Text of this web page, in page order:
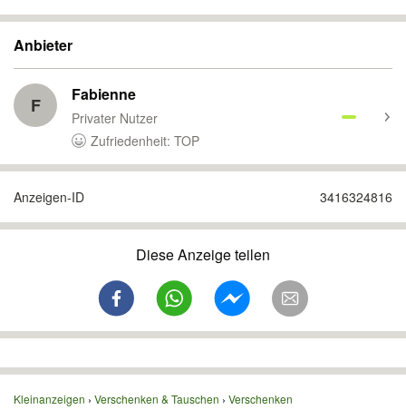
Anbieter
F Fabienne
Privater Nutzer
Zufriedenheit: TOP
Anzeigen-ID 3416324816
Diese Anzeige teilen
Kleinanzeigen Verschenken & Tauschen Verschenken